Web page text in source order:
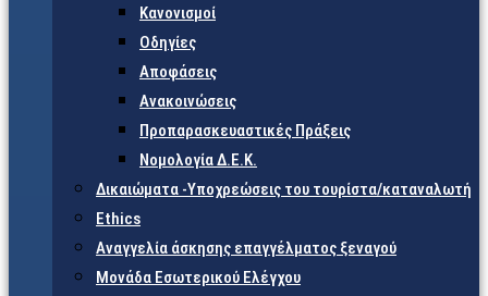
Κανονισμοί
Οδηγίες
Αποφάσεις
Ανακοινώσεις
Προπαρασκευαστικές Πράξεις
Νομολογία Δ.Ε.Κ.
Δικαιώματα -Υποχρεώσεις του τουρίστα/καταναλωτή
Ethics
Αναγγελία άσκησης επαγγέλματος ξεναγού
Μονάδα Εσωτερικού Ελέγχου